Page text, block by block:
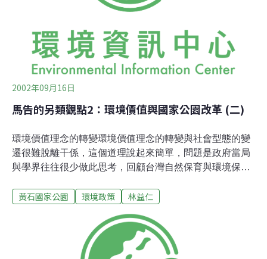
2002年09月16日
馬告的另類觀點2：環境價值與國家公園改革 (二)
環境價值理念的轉變環境價值理念的轉變與社會型態的變
遷很難脫離干係，這個道理說起來簡單，問題是政府當局
與學界往往很少做此思考，回顧台灣自然保育與環境保護
準」之類的話，無獨有偶地，學界努力引介的正是這些看
際」就代表一個普世通行的準則，「專業」就擁有無上的
權威，而絲毫不去考慮這些準則背後允其產生的社會脈
絡，以及專業所忽略掉的未知文化因素。 然而，從環境主
黃石國家公園 環境政策 林益仁